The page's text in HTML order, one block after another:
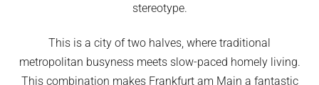
stereotype.
This is a city of two halves, where traditional
metropolitan busyness meets slow-paced homely living.
This combination makes Frankfurt am Main a fantastic